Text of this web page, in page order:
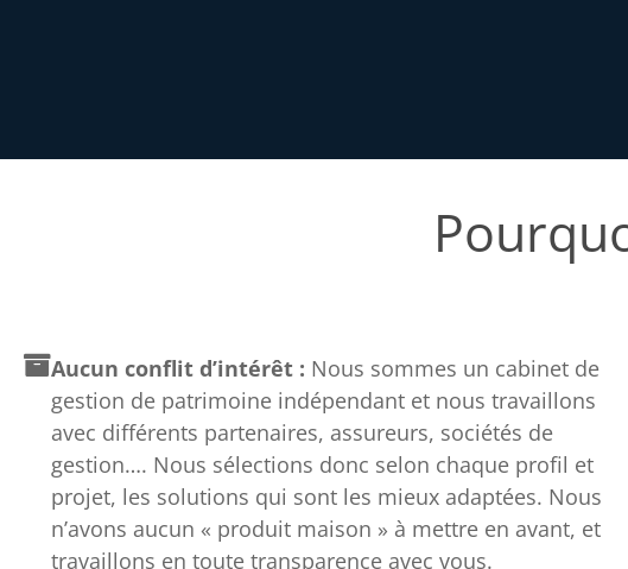
Aucun conflit d’intérêt : Nous sommes un cabinet de
gestion de patrimoine indépendant et nous travaillons
avec différents partenaires, assureurs, sociétés de
gestion…. Nous sélections donc selon chaque profil et
projet, les solutions qui sont les mieux adaptées. Nous
n’avons aucun « produit maison » à mettre en avant, et
travaillons en toute transparence avec vous.